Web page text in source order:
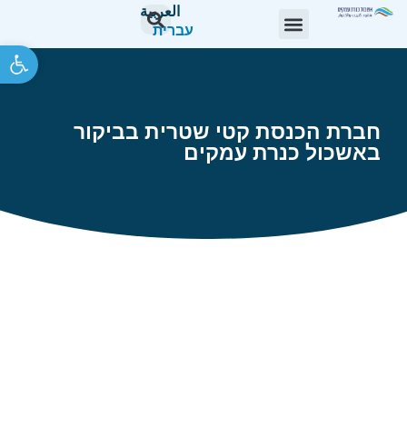
פתח
العربية
עברית
חברת הכנסת קטי שטרית בביקור
באשכול כנרת עמקים